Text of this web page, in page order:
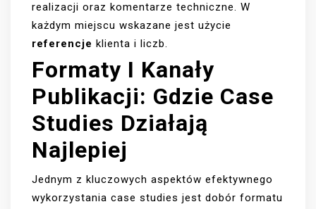
realizacji oraz komentarze techniczne. W
każdym miejscu wskazane jest użycie
referencje klienta i liczb.
Formaty I Kanały
Publikacji: Gdzie Case
Studies Działają
Najlepiej
Jednym z kluczowych aspektów efektywnego
wykorzystania case studies jest dobór formatu